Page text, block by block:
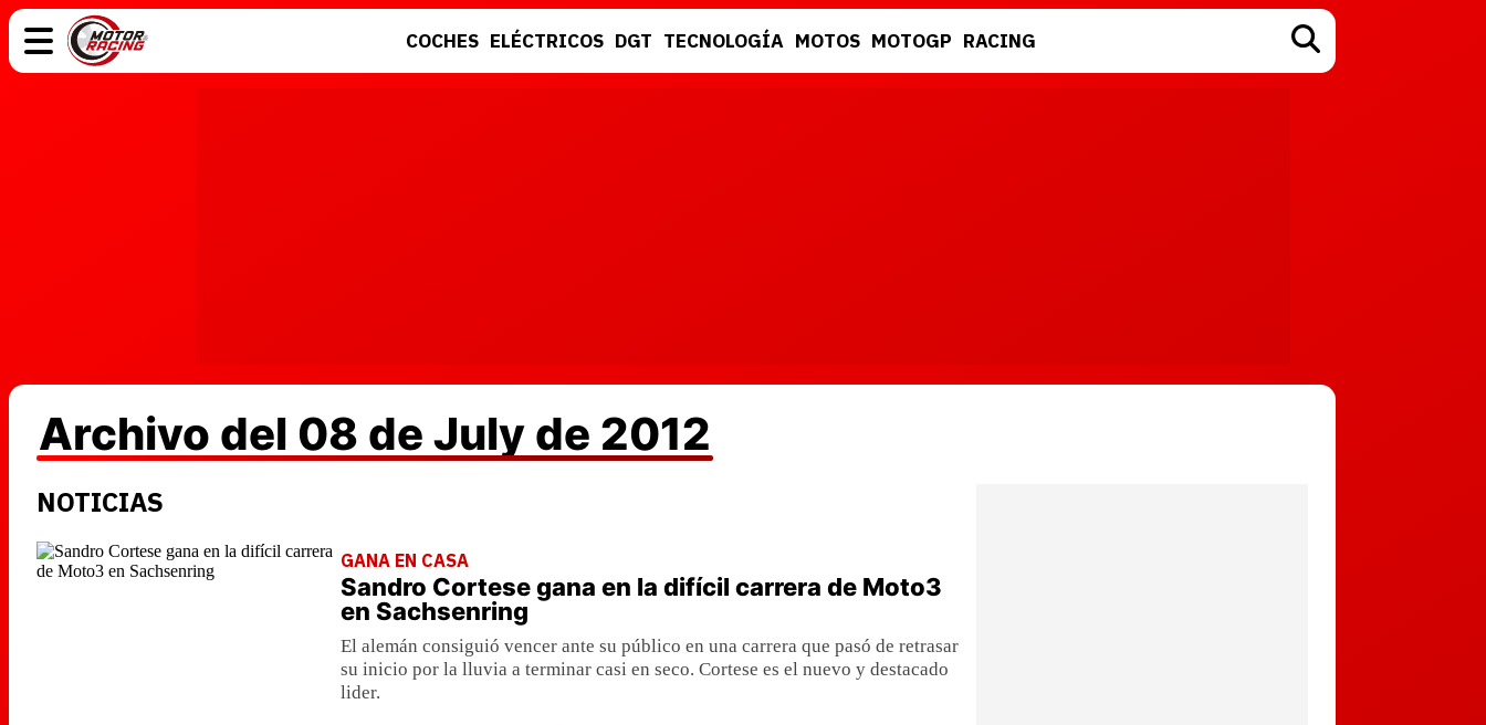
COCHES ELÉCTRICOS DGT TECNOLOGÍA MOTOS MOTOGP RACING
Archivo del 08 de July de 2012
NOTICIAS
GANA EN CASA
Sandro Cortese gana en la difícil carrera de Moto3
en Sachsenring
El alemán consiguió vencer ante su público en una carrera que pasó de retrasar
su inicio por la lluvia a terminar casi en seco. Cortese es el nuevo y destacado
lider.